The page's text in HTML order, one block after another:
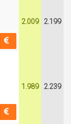
2.009 2.199
1.989 2.239